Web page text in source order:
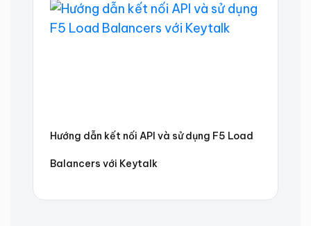
Hướng dẫn kết nối API và sử dụng F5 Load
Balancers với Keytalk